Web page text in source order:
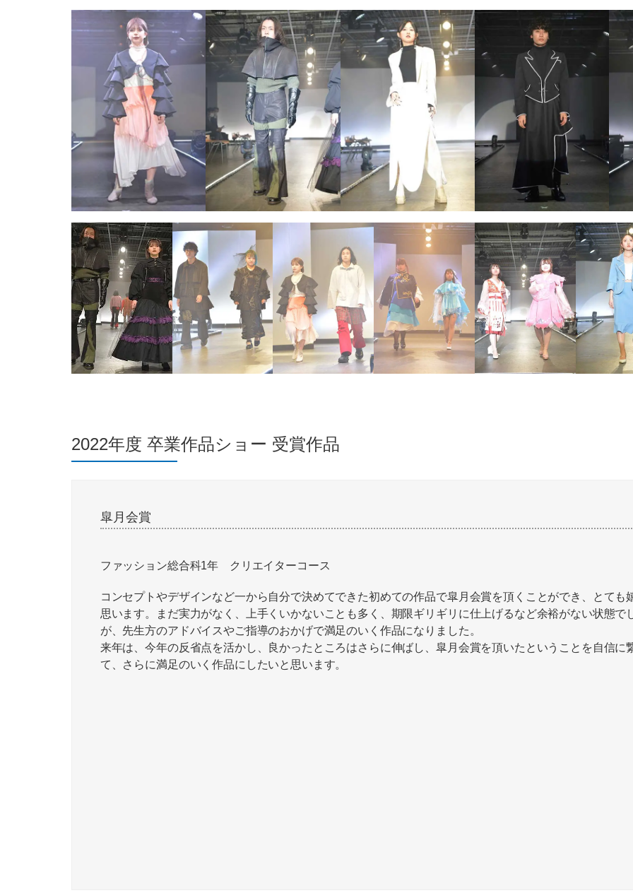
2022年度 卒業作品ショー 受賞作品
皐月会賞
ファッション総合科1年 クリエイターコース
コンセプトやデザインなど一から自分で決めてできた初めての作品で皐月会賞を頂くことができ、とても
思います。まだ実力がなく、上手くいかないことも多く、期限ギリギリに仕上げるなど余裕がない状態で
が、先生方のアドバイスやご指導のおかげで満足のいく作品になりました。
来年は、今年の反省点を活かし、良かったところはさらに伸ばし、皐月会賞を頂いたということを自信に
て、さらに満足のいく作品にしたいと思います。